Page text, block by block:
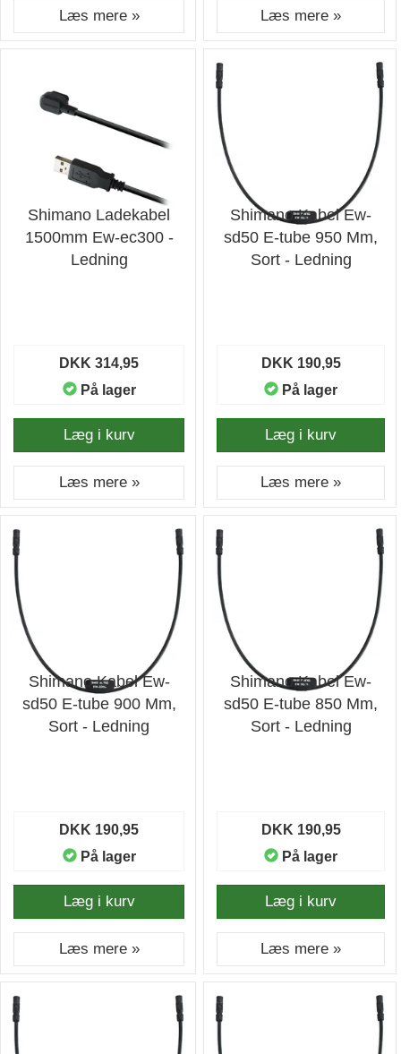
Læs mere » Læs mere »
Shimano Ladekabel
1500mm Ew-ec300 -
Ledning
DKK 314,95
På lager
Læg i kurv
Læs mere »
Shimano Kabel Ew-
sd50 E-tube 950 Mm,
Sort - Ledning
DKK 190,95
På lager
Læg i kurv
Læs mere »
Shimano Kabel Ew-
sd50 E-tube 900 Mm,
Sort - Ledning
DKK 190,95
På lager
Læg i kurv
Læs mere »
Shimano Kabel Ew-
sd50 E-tube 850 Mm,
Sort - Ledning
DKK 190,95
På lager
Læg i kurv
Læs mere »